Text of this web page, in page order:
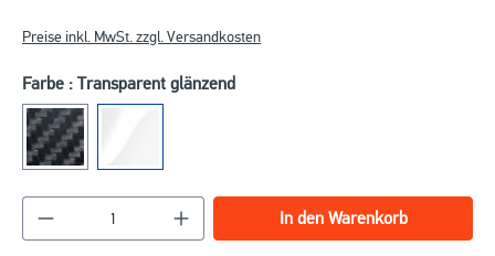
Preise inkl. MwSt. zzgl. Versandkosten
Farbe : Transparent glänzend
Produkt Anzahl: Gib den gewünschten Wert
In den Warenkorb